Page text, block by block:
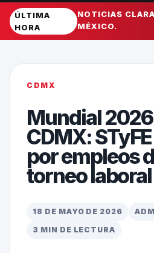
ÚLTIMA
HORA
NOTICIAS
MÉXICO.
CDMX
Mundial
CDMX:
por empleos
torneo
18 DE MAYO DE 2026
3 MIN DE LECTURA